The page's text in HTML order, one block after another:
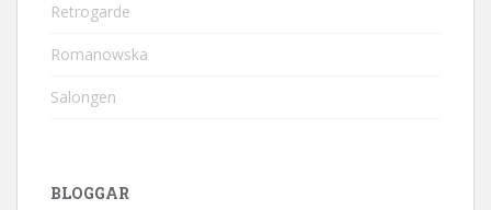
Retrogarde
Romanowska
Salongen
BLOGGAR